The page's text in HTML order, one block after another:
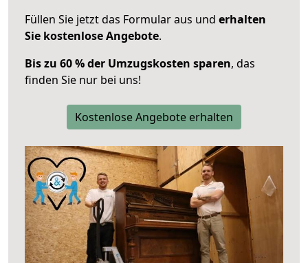
Füllen Sie jetzt das Formular aus und erhalten
Sie kostenlose Angebote.
Bis zu 60 % der Umzugskosten sparen, das
finden Sie nur bei uns!
Kostenlose Angebote erhalten